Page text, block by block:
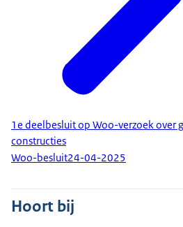
1e deelbesluit op Woo-verzoek over
constructies
Woo-besluit24-04-2025
Hoort bij